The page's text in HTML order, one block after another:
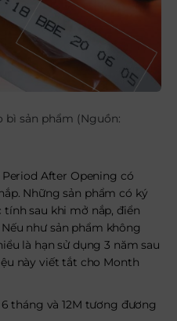
bì sản phẩm (Nguồn:
After Opening có
Những sản phẩm có ký
tính sau khi mở nắp, điển
như sản phẩm không
là hạn sử dụng 3 năm sau
này viết tắt cho Month
tháng và 12M tương đương